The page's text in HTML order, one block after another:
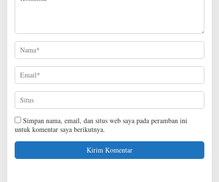
Simpan nama, email, dan situs web saya pada peramban ini
untuk komentar saya berikutnya.